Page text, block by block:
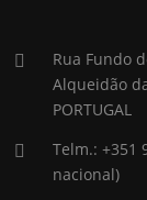
Rua Fundo
Alqueidão
PORTUGAL
Telm.: +351
nacional)